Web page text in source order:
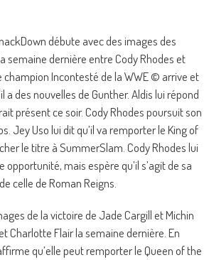
débute avec des images des
semaine dernière entre Cody Rhodes et
champion Incontesté de la WWE © arrive et
a des nouvelles de Gunther. Aldis lui répond
présent ce soir. Cody Rhodes poursuit son
Jey Uso lui dit qu’il va remporter le King of
le titre à SummerSlam. Cody Rhodes lui
opportunité, mais espère qu’il s’agit de sa
celle de Roman Reigns.
de la victoire de Jade Cargill et Michin
Charlotte Flair la semaine dernière. En
qu’elle peut remporter le Queen of the